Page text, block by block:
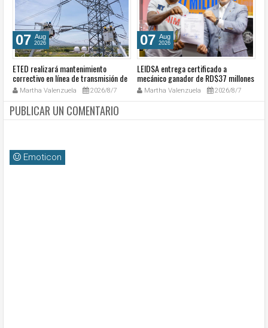
07 Aug
2026
ETED realizará mantenimiento
correctivo en línea de transmisión de
la región Sur
Martha Valenzuela 2026/8/7
07 Aug
2026
LEIDSA entrega certificado a
mecánico ganador de RD$37 millones
con el Loto
Martha Valenzuela 2026/8/7
PUBLICAR UN COMENTARIO
Emoticon